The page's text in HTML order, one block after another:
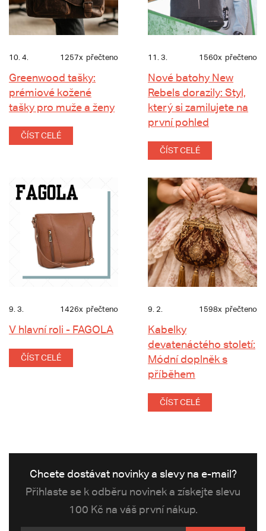
10. 4. 1257x přečteno
Greenwood tašky:
prémiové kožené
tašky pro muže a ženy
ČÍST CELÉ
11. 3. 1560x přečteno
Nové batohy New
Rebels dorazily: Styl,
který si zamilujete na
první pohled
ČÍST CELÉ
9. 3. 1426x přečteno
V hlavní roli - FAGOLA
ČÍST CELÉ
9. 2. 1598x přečteno
Kabelky
devatenáctého století:
Módní doplněk s
příběhem
ČÍST CELÉ
Chcete dostávat novinky a slevy na e-mail?
Přihlaste se k odběru novinek a získejte slevu
100 Kč na váš první nákup.